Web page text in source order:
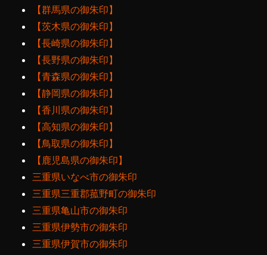
【群馬県の御朱印】
【茨木県の御朱印】
【長崎県の御朱印】
【長野県の御朱印】
【青森県の御朱印】
【静岡県の御朱印】
【香川県の御朱印】
【高知県の御朱印】
【鳥取県の御朱印】
【鹿児島県の御朱印】
三重県いなべ市の御朱印
三重県三重郡菰野町の御朱印
三重県亀山市の御朱印
三重県伊勢市の御朱印
三重県伊賀市の御朱印